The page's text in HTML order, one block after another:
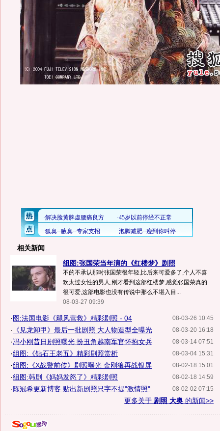
相关新闻
组图:张国荣当年演的《红楼梦》剧照
不的不承认那时张国荣很年轻,比后来可爱多了,个人不喜
欢太过女性的男人,刚才看到这部红楼梦,感觉张国荣真的
很可爱,这部电影也没有传说中那么不堪入目...
08-03-27 09:39
08-03-26 10:45
·图:法国电影《飓风营救》精彩剧照 - 04
08-03-20 16:18
· 《见龙卸甲》最后一批剧照 大人物造型全曝光
08-03-14 07:51
·冯小刚昔日剧照曝光 扮丑角越南军官怀抱女兵
08-03-04 15:31
·组图:《钻石王老五》精彩剧照赏析
08-02-18 15:01
·组图:《X战警前传》剧照曝光 金刚狼再战银屏
08-02-18 14:59
·组图:韩剧《妈妈发怒了》精彩剧照
08-02-02 07:15
· 陈冠希更新博客 贴出新剧照只字不提"激情照"
更多关于 剧照 大奥 的新闻>>